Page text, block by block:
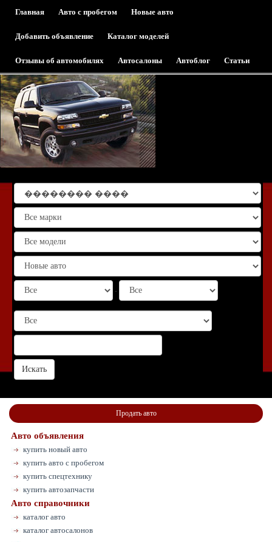
Главная Авто с пробегом Новые авто
Добавить объявление Каталог моделей
Отзывы об автомобилях Автосалоны Автоблог Статьи
-
Продать авто
Авто объявления
купить новый авто
купить авто с пробегом
купить спецтехнику
купить автозапчасти
Авто справочники
каталог авто
каталог автосалонов